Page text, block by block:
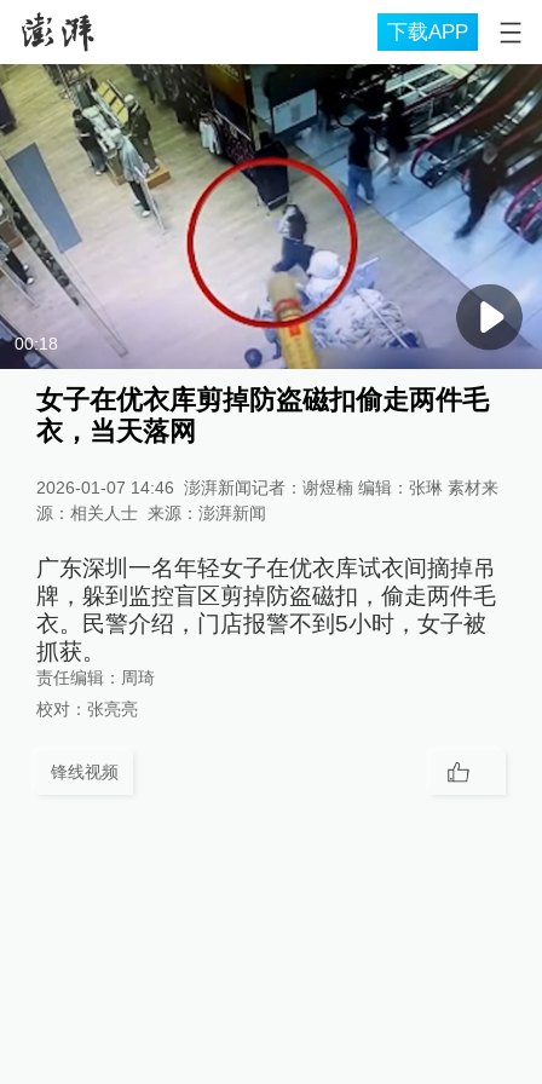
下载APP
00:18
女子在优衣库剪掉防盗磁扣偷走两件毛
衣，当天落网
2026-01-07 14:46 澎湃新闻记者：谢煜楠 编辑：张琳 素材来
源：相关人士 来源： 澎湃新闻
广东深圳一名年轻女子在优衣库试衣间摘掉吊
牌，躲到监控盲区剪掉防盗磁扣，偷走两件毛
衣。民警介绍，门店报警不到5小时，女子被
抓获。
责任编辑： 周琦
校对： 张亮亮
锋线视频